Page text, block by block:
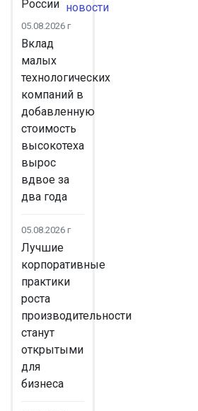
России новости
05.08.2026 г
Вклад
малых
технологических
компаний в
добавленную
стоимость
высокотеха
вырос
вдвое за
два года
05.08.2026 г
Лучшие
корпоративные
практики
роста
производительности
станут
открытыми
для
бизнеса